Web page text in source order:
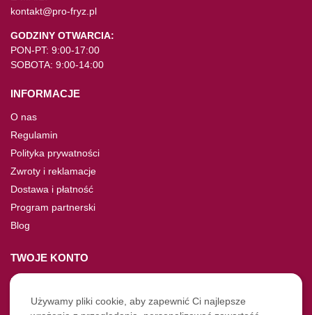
kontakt@pro-fryz.pl
GODZINY OTWARCIA:
PON-PT: 9:00-17:00
SOBOTA: 9:00-14:00
INFORMACJE
O nas
Regulamin
Polityka prywatności
Zwroty i reklamacje
Dostawa i płatność
Program partnerski
Blog
TWOJE KONTO
Moje konto
Nie pamiętasz hasła?
Używamy pliki cookie, aby zapewnić Ci najlepsze